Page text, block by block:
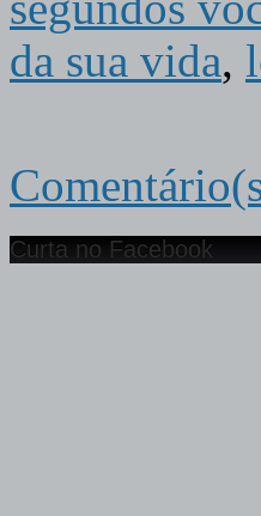
da sua vida,
Curta no Facebook